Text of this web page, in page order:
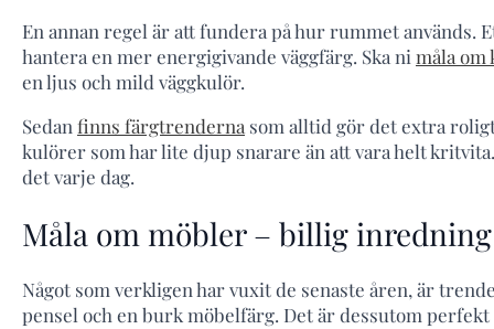
En annan regel är att fundera på hur rummet
hantera en mer energigivande väggfärg. Ska ni måla om
en ljus och mild väggkulör.
Sedan finns färgtrenderna som alltid gör det extra
kulörer som har lite djup snarare än att vara helt
det varje dag.
Måla om möbler – billig
Något som verkligen har vuxit de senaste åren, är
pensel och en burk möbelfärg. Det är dessutom